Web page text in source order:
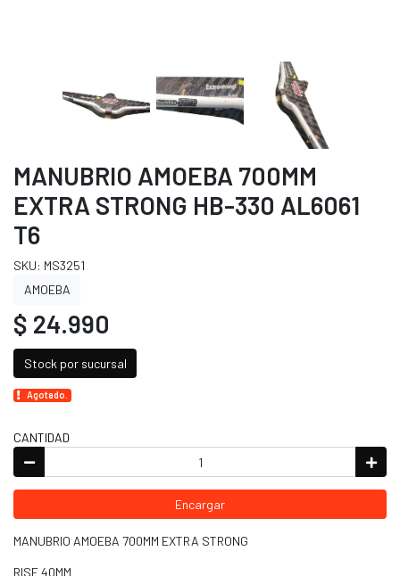
MANUBRIO AMOEBA 700MM
EXTRA STRONG HB-330 AL6061
T6
SKU: MS3251
AMOEBA
$ 24.990
Stock por sucursal
Agotado.
CANTIDAD
Encargar
MANUBRIO AMOEBA 700MM EXTRA STRONG
RISE 40MM